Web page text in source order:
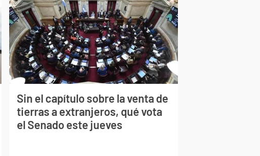
Sin el capítulo sobre la venta de
tierras a extranjeros, qué vota
el Senado este jueves